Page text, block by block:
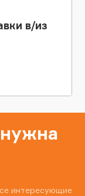
в/из
интересующие